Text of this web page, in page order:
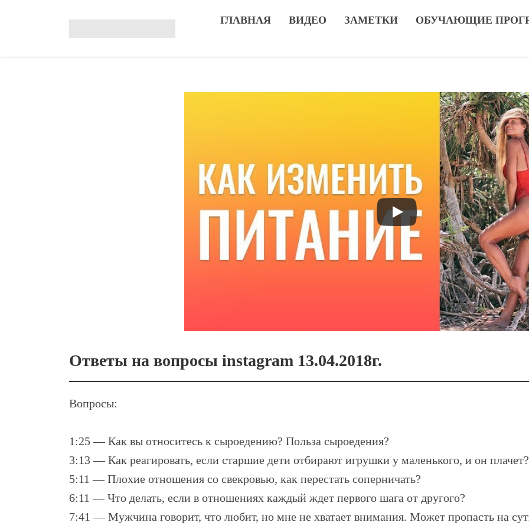
ГЛАВНАЯ ВИДЕО ЗАМЕТКИ ОБУЧАЮЩИЕ
Ответы на вопросы instagram 13.04.2018г.
Вопросы:
1:25 — Как вы относитесь к сыроедению? Польза сыроедения?
3:13 — Как реагировать, если старшие дети отбирают игрушки у маленького, и он плачет?
5:11 — Плохие отношения со свекровью, как перестать соперничать?
6:11 — Что делать, если в отношениях каждый ждет первого шага от другого?
7:41 — Мужчина говорит, что любит, но мне не хватает внимания. Может пропасть на